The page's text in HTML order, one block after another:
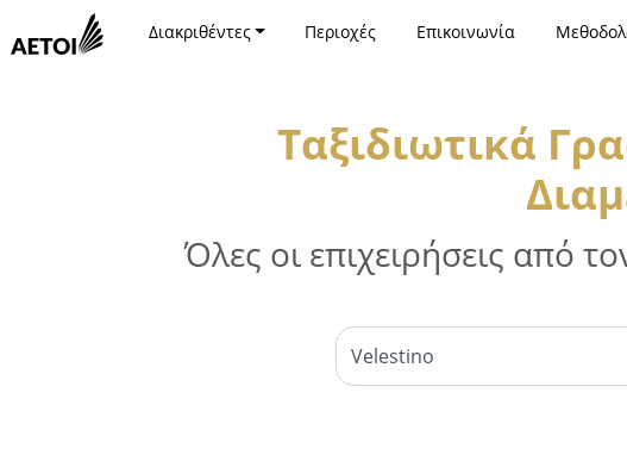
Διακριθέντες Περιοχές Επικοινωνία
Ταξιδιωτικά
Όλες οι επιχειρήσεις από